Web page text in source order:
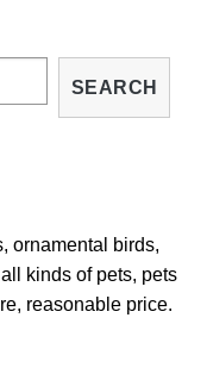
SEARCH
ornamental birds,
kinds of pets, pets
reasonable price.